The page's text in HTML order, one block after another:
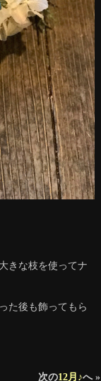
きな枝を使ってナ
た後も飾ってもら
次の12月♪へ »